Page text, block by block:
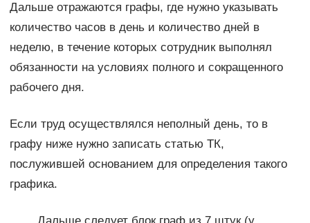
Дальше отражаются графы, где нужно указывать
количество часов в день и количество дней в
неделю, в течение которых сотрудник выполнял
обязанности на условиях полного и сокращенного
рабочего дня.
Если труд осуществлялся неполный день, то в
графу ниже нужно записать статью ТК,
послужившей основанием для определения такого
графика.